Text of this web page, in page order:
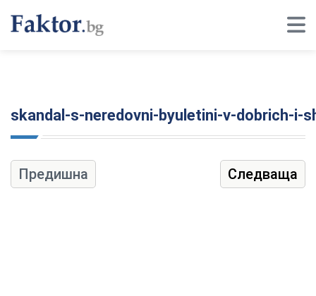
skandal-s-neredovni-byuletini-v-dobrich-i-
Предишна Следваща